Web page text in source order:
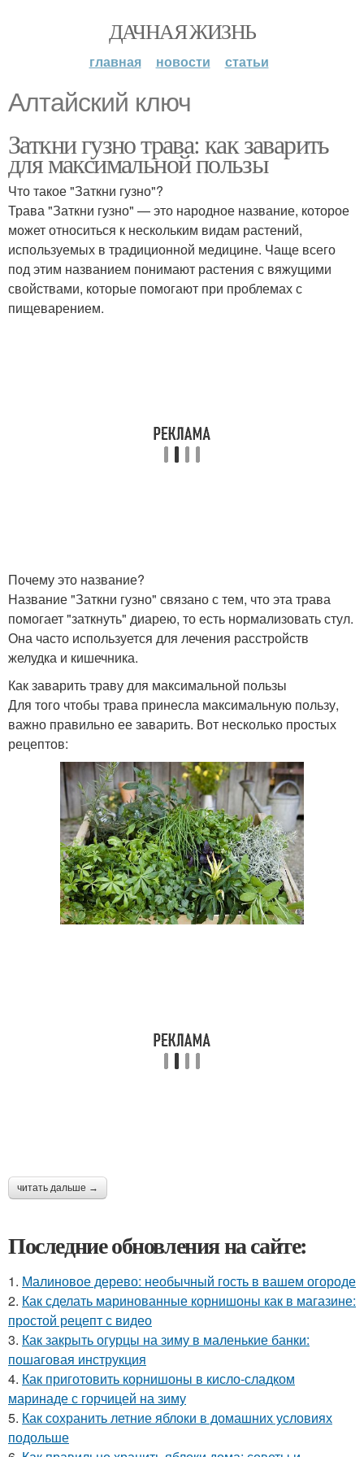
ДАЧНАЯ ЖИЗНЬ
главная новости статьи
Алтайский ключ
Заткни гузно трава: как заварить
для максимальной пользы
Что такое "Заткни гузно"?
Трава "Заткни гузно" — это народное название, которое
может относиться к нескольким видам растений,
используемых в традиционной медицине. Чаще всего
под этим названием понимают растения с вяжущими
свойствами, которые помогают при проблемах с
пищеварением.
Почему это название?
Название "Заткни гузно" связано с тем, что эта трава
помогает "заткнуть" диарею, то есть нормализовать стул.
Она часто используется для лечения расстройств
желудка и кишечника.
Как заварить траву для максимальной пользы
Для того чтобы трава принесла максимальную пользу,
важно правильно ее заварить. Вот несколько простых
рецептов:
читать дальше →
Последние обновления на сайте:
1. Малиновое дерево: необычный гость в вашем огороде
2. Как сделать маринованные корнишоны как в магазине:
простой рецепт с видео
3. Как закрыть огурцы на зиму в маленькие банки:
пошаговая инструкция
4. Как приготовить корнишоны в кисло-сладком
маринаде с горчицей на зиму
5. Как сохранить летние яблоки в домашних условиях
подольше